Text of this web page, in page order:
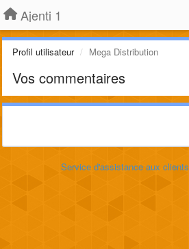
Ajenti 1
Profil utilisateur Mega Distribution
Vos commentaires
Service d'assistance aux clients